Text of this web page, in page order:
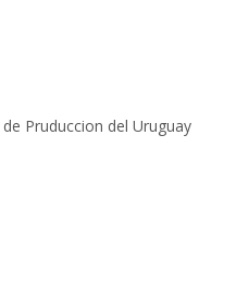
Pruduccion del Uruguay